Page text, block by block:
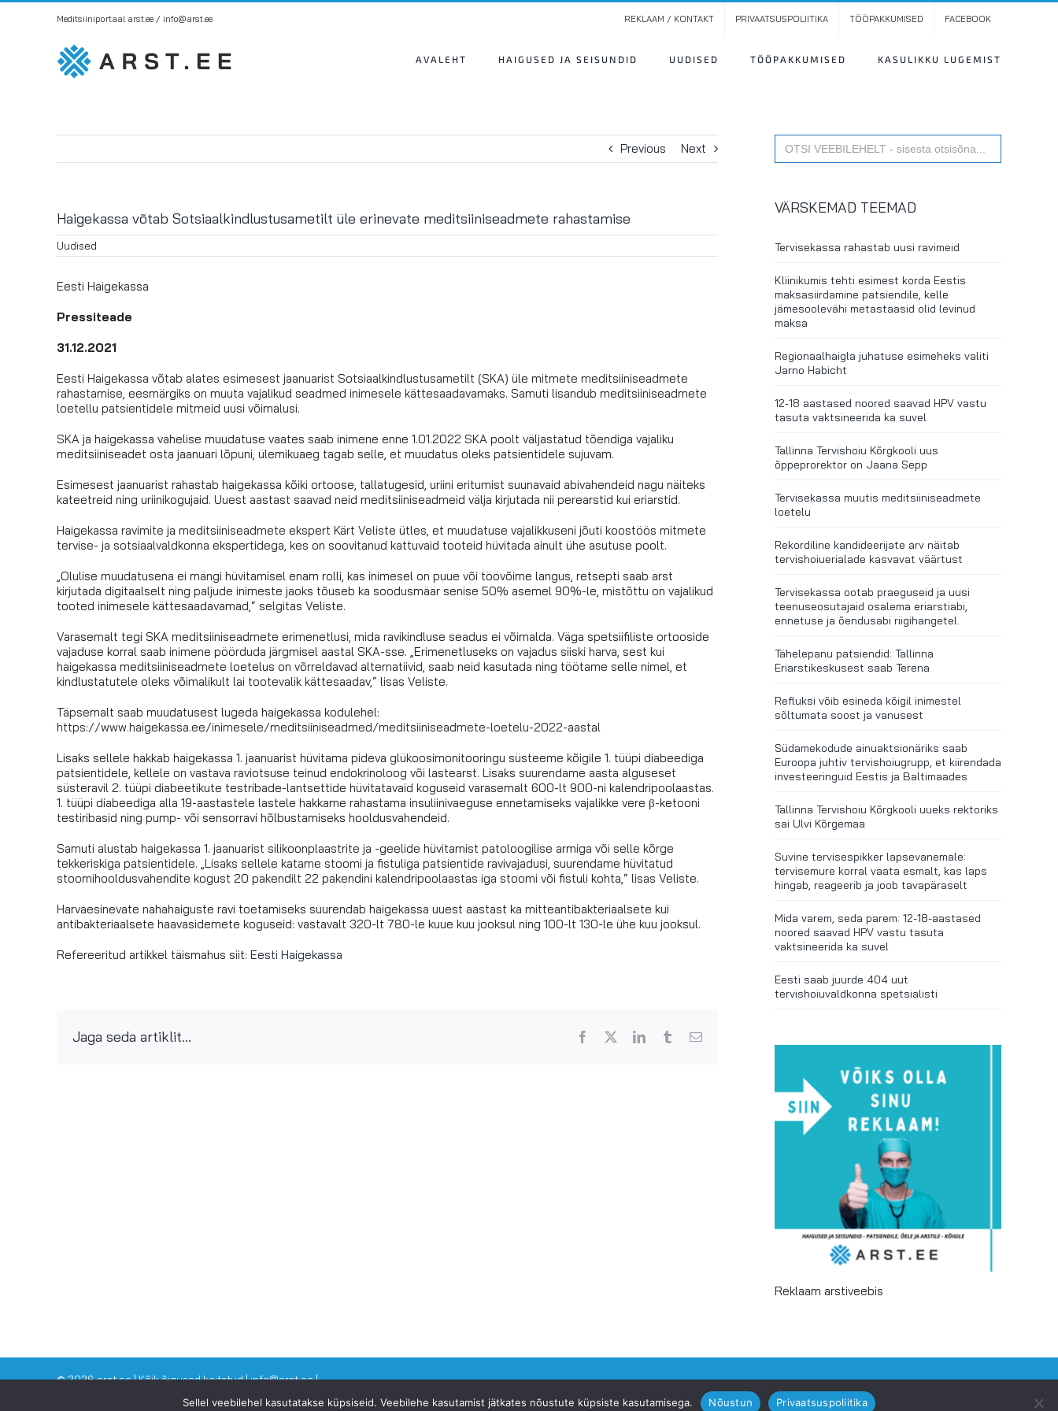
Skip
Meditsiiniportaal arst.ee / info@arst.ee REKLAAM / KONTAKT PRIVAATSUSPOLIITIKA TÖÖPAKKUMISED FACEBOOK
AVALEHT HAIGUSED JA SEISUNDID UUDISED TÖÖPAKKUMISED KASULIKKU LUGEMIST
Previous Next
Haigekassa võtab Sotsiaalkindlustusametilt üle erinevate meditsiiniseadmete rahastamise
Uudised
Eesti Haigekassa
Pressiteade
31.12.2021
Eesti Haigekassa võtab alates esimesest jaanuarist Sotsiaalkindlustusametilt (SKA) üle mitmete meditsiiniseadmete
rahastamise, eesmärgiks on muuta vajalikud seadmed inimesele kättesaadavamaks. Samuti lisandub meditsiiniseadmete
loetellu patsientidele mitmeid uusi võimalusi.
SKA ja haigekassa vahelise muudatuse vaates saab inimene enne 1.01.2022 SKA poolt väljastatud tõendiga vajaliku
meditsiiniseadet osta jaanuari lõpuni, ülemikuaeg tagab selle, et muudatus oleks patsientidele sujuvam.
Esimesest jaanuarist rahastab haigekassa kõiki ortoose, tallatugesid, uriini eritumist suunavaid abivahendeid nagu näiteks
kateetreid ning uriinikogujaid. Uuest aastast saavad neid meditsiiniseadmeid välja kirjutada nii perearstid kui eriarstid.
Haigekassa ravimite ja meditsiiniseadmete ekspert Kärt Veliste ütles, et muudatuse vajalikkuseni jõuti koostöös mitmete
tervise- ja sotsiaalvaldkonna ekspertidega, kes on soovitanud kattuvaid tooteid hüvitada ainult ühe asutuse poolt.
„Olulise muudatusena ei mängi hüvitamisel enam rolli, kas inimesel on puue või töövõime langus, retsepti saab arst
kirjutada digitaalselt ning paljude inimeste jaoks tõuseb ka soodusmäär senise 50% asemel 90%-le, mistõttu on vajalikud
tooted inimesele kättesaadavamad,“ selgitas Veliste.
Varasemalt tegi SKA meditsiiniseadmete erimenetlusi, mida ravikindluse seadus ei võimalda. Väga spetsiifiliste ortooside
vajaduse korral saab inimene pöörduda järgmisel aastal SKA-sse. „Erimenetluseks on vajadus siiski harva, sest kui
haigekassa meditsiiniseadmete loetelus on võrreldavad alternatiivid, saab neid kasutada ning töötame selle nimel, et
kindlustatutele oleks võimalikult lai tootevalik kättesaadav,“ lisas Veliste.
Täpsemalt saab muudatusest lugeda haigekassa kodulehel:
https://www.haigekassa.ee/inimesele/meditsiiniseadmed/meditsiiniseadmete-loetelu-2022-aastal
Lisaks sellele hakkab haigekassa 1. jaanuarist hüvitama pideva glükoosimonitooringu süsteeme kõigile 1. tüüpi diabeediga
patsientidele, kellele on vastava raviotsuse teinud endokrinoloog või lastearst. Lisaks suurendame aasta alguseset
süsteravil 2. tüüpi diabeetikute testribade-lantsettide hüvitatavaid koguseid varasemalt 600-lt 900-ni kalendripoolaastas.
1. tüüpi diabeediga alla 19-aastastele lastele hakkame rahastama insuliinivaeguse ennetamiseks vajalikke vere β-ketooni
testiribasid ning pump- või sensorravi hõlbustamiseks hooldusvahendeid.
Samuti alustab haigekassa 1. jaanuarist silikoonplaastrite ja -geelide hüvitamist patoloogilise armiga või selle kõrge
tekkeriskiga patsientidele. „Lisaks sellele katame stoomi ja fistuliga patsientide ravivajadusi, suurendame hüvitatud
stoomihooldusvahendite kogust 20 pakendilt 22 pakendini kalendripoolaastas iga stoomi või fistuli kohta,“ lisas Veliste.
Harvaesinevate nahahaiguste ravi toetamiseks suurendab haigekassa uuest aastast ka mitteantibakteriaalsete kui
antibakteriaalsete haavasidemete koguseid: vastavalt 320-lt 780-le kuue kuu jooksul ning 100-lt 130-le ühe kuu jooksul.
Refereeritud artikkel täismahus siit: Eesti Haigekassa
Jaga seda artiklit... Facebook LinkedInTumblrEmail
Search
for:
VÄRSKEMAD TEEMAD
Tervisekassa rahastab uusi ravimeid
Kliinikumis tehti esimest korda Eestis
maksasiirdamine patsiendile, kelle
jämesoolevähi metastaasid olid levinud
maksa
Regionaalhaigla juhatuse esimeheks valiti
Jarno Habicht
12-18 aastased noored saavad HPV vastu
tasuta vaktsineerida ka suvel
Tallinna Tervishoiu Kõrgkooli uus
õppeprorektor on Jaana Sepp
Tervisekassa muutis meditsiiniseadmete
loetelu
Rekordiline kandideerijate arv näitab
tervishoiuerialade kasvavat väärtust
Tervisekassa ootab praeguseid ja uusi
teenuseosutajaid osalema eriarstiabi,
ennetuse ja õendusabi riigihangetel.
Tähelepanu patsiendid: Tallinna
Eriarstikeskusest saab Terena
Refluksi võib esineda kõigil inimestel
sõltumata soost ja vanusest
Südamekodude ainuaktsionäriks saab
Euroopa juhtiv tervishoiugrupp, et kiirendada
investeeringuid Eestis ja Baltimaades
Tallinna Tervishoiu Kõrgkooli uueks rektoriks
sai Ulvi Kõrgemaa
Suvine tervisespikker lapsevanemale:
tervisemure korral vaata esmalt, kas laps
hingab, reageerib ja joob tavapäraselt
Mida varem, seda parem: 12-18-aastased
noored saavad HPV vastu tasuta
vaktsineerida ka suvel
Eesti saab juurde 404 uut
tervishoiuvaldkonna spetsialisti
Reklaam arstiveebis
©2026 arst.ee | Kõik õigused kaitstud | info@arst.ee |
VAATA KA SINNA: Dr Eero Merilind -www.drmerilind.ee| Eesti Tervise Fond -ehf.ee
Sellel veebilehel kasutatakse küpsiseid. Veebilehe kasutamist jätkates nõustute küpsiste kasutamisega.
Nõustun Privaatsuspoliitika